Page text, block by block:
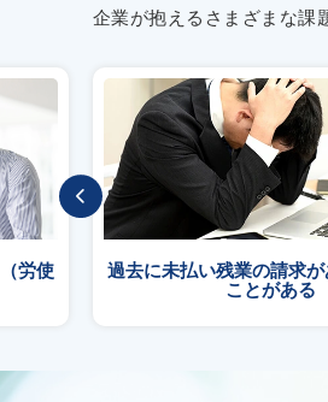
企業が抱えるさまざまな課
労使
過去に未払い残業の請求
ことがある